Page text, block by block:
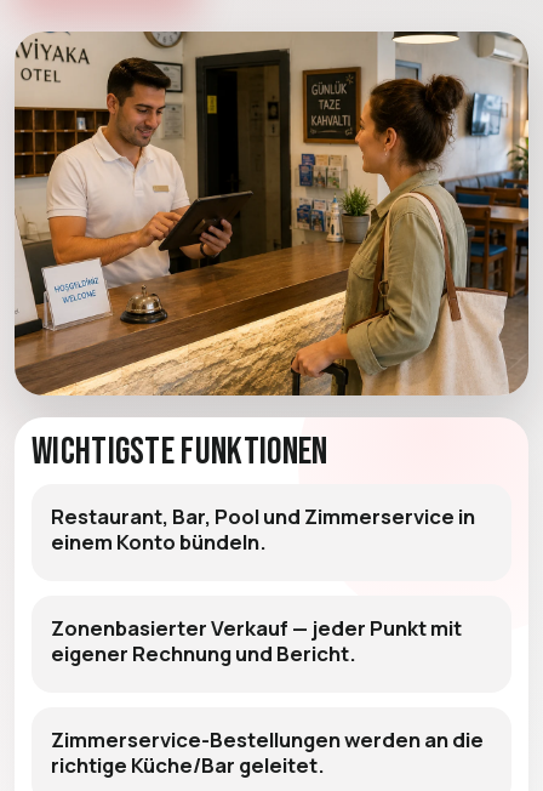
Wichtigste Funktionen
Restaurant, Bar, Pool und Zimmerservice in
einem Konto bündeln.
Zonenbasierter Verkauf — jeder Punkt mit
eigener Rechnung und Bericht.
Zimmerservice-Bestellungen werden an die
richtige Küche/Bar geleitet.